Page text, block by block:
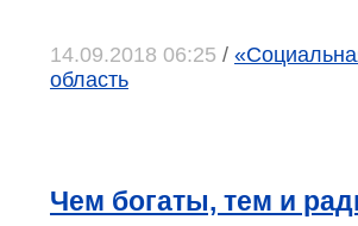
14.09.2018 06:25 /
область
Чем богаты, тем и